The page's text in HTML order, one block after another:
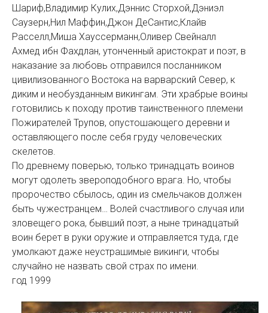
Шариф,Владимир Кулих,Дэннис Сторхой,Дэниэл
Саузерн,Нил Маффин,Джон ДеСантис,Клайв
Расселл,Миша Хауссерманн,Оливер Свейналл
Ахмед ибн Фахдлан, утонченный аристократ и поэт, в
наказание за любовь отправился посланником
цивилизованного Востока на варварский Север, к
диким и необузданным викингам. Эти храбрые воины
готовились к походу против таинственного племени
Пожирателей Трупов, опустошающего деревни и
оставляющего после себя груду человеческих
скелетов.
По древнему поверью, только тринадцать воинов
могут одолеть звероподобного врага. Но, чтобы
пророчество сбылось, один из смельчаков должен
быть чужестранцем… Волей счастливого случая или
зловещего рока, бывший поэт, а ныне тринадцатый
воин берет в руки оружие и отправляется туда, где
умолкают даже неустрашимые викинги, чтобы
случайно не назвать свой страх по имени.
год 1999